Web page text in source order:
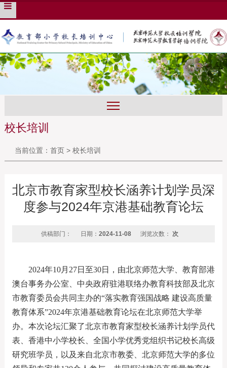
校长培训
当前位置： 首页> 校长培训
北京市教育家型校长涵养计划学员深
度参与2024年京港基础教育论坛
供稿部门： 日期： 2024-11-08 浏览次数： 次
2024年10月27日至30日，由北京师范大学、教育部港
澳台事务办公室、中央政府驻港联络办教育科技部及北京
市教育委员会共同主办的“落实教育强国战略 建设高质量
教育体系”2024年京港基础教育论坛在北京师范大学举
办。本次论坛汇聚了北京市教育家型校长涵养计划学员代
表、香港中小学校长、全国小学优秀党组织书记校长高级
研究班学员，以及来自北京市教委、北京师范大学的多位